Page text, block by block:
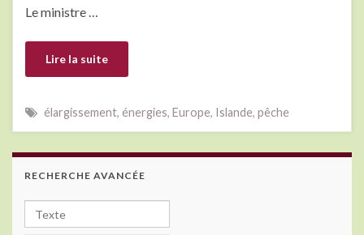
Le ministre …
Lire la suite
élargissement, énergies, Europe, Islande, pêche
RECHERCHE AVANCÉE